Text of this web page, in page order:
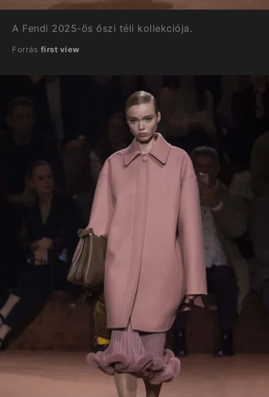
A Fendi 2025-ös őszi téli kollekciója.
Forrás first view